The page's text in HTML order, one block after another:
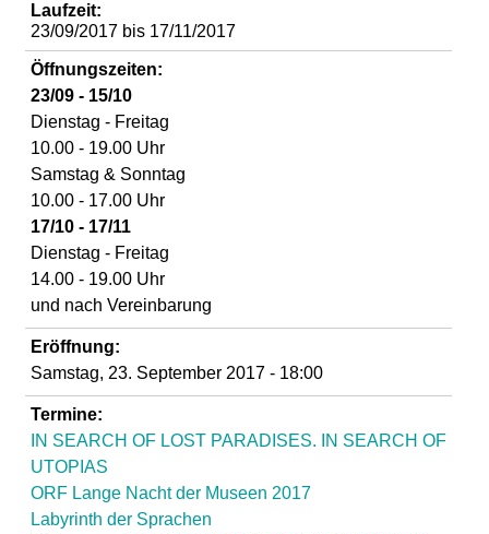
n
Laufzeit:
23/09/2017bis 17/11/2017
Öffnungszeiten:
23/09 - 15/10
Dienstag - Freitag
10.00 - 19.00 Uhr
Samstag & Sonntag
10.00 - 17.00 Uhr
17/10 - 17/11
Dienstag - Freitag
14.00 - 19.00 Uhr
und nach Vereinbarung
Eröffnung:
Samstag, 23. September 2017 - 18:00
Termine:
IN SEARCH OF LOST PARADISES. IN SEARCH OF
UTOPIAS
ORF Lange Nacht der Museen 2017
Labyrinth der Sprachen